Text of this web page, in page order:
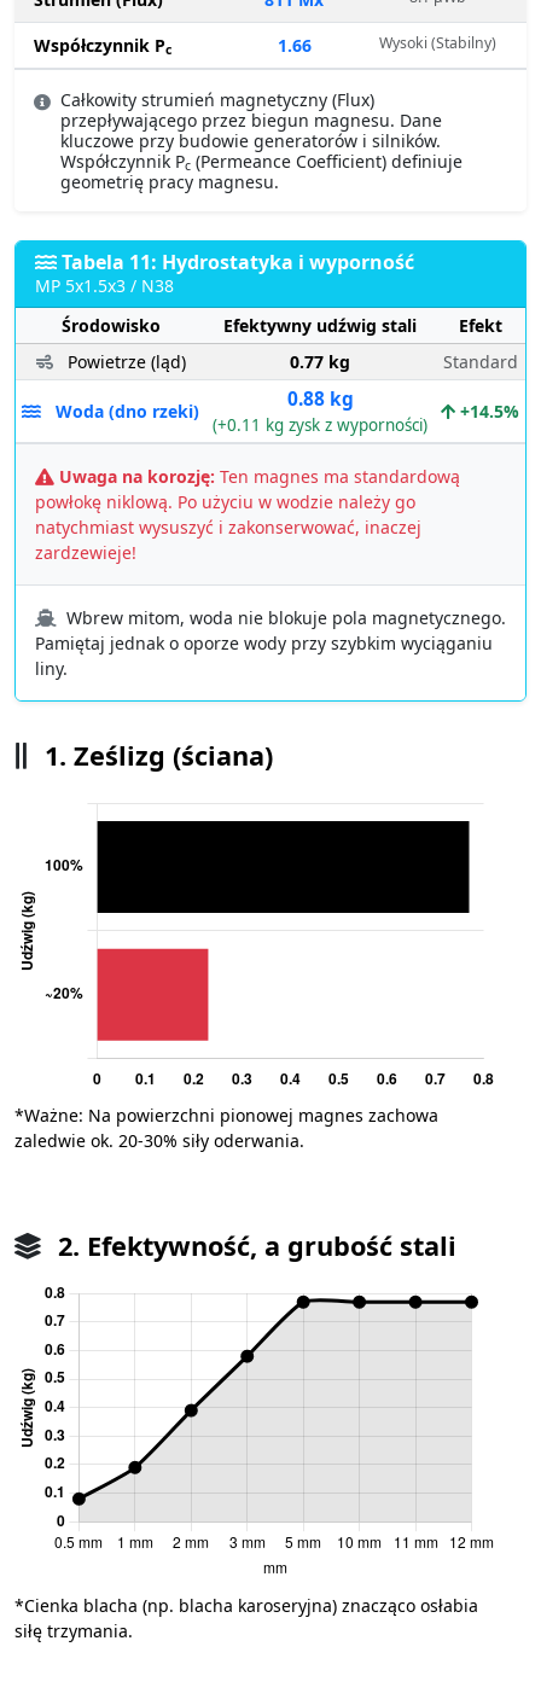
Współczynnik Pc 1.66 Wysoki (Stabilny)
Całkowity strumień magnetyczny (Flux)
przepływającego przez biegun magnesu. Dane
kluczowe przy budowie generatorów i silników.
Współczynnik Pc (Permeance Coefficient) definiuje
geometrię pracy magnesu.
Tabela 11: Hydrostatyka i wyporność
MP 5x1.5x3 / N38
Środowisko
Efektywny udźwig stali
Efekt
Powietrze (ląd)
0.77 kg Standard
Woda (dno rzeki) 0.88 kg
(+0.11 kg zysk z wyporności)
+14.5%
Uwaga na korozję: Ten magnes ma standardową
powłokę niklową. Po użyciu w wodzie należy go
natychmiast wysuszyć i zakonserwować, inaczej
zardzewieje!
Wbrew mitom, woda nie blokuje pola magnetycznego.
Pamiętaj jednak o oporze wody przy szybkim wyciąganiu
liny.
1. Ześlizg (ściana)
*Ważne: Na powierzchni pionowej magnes zachowa
zaledwie ok. 20-30% siły oderwania.
2. Efektywność, a grubość stali
*Cienka blacha (np. blacha karoseryjna) znacząco osłabia
siłę trzymania.